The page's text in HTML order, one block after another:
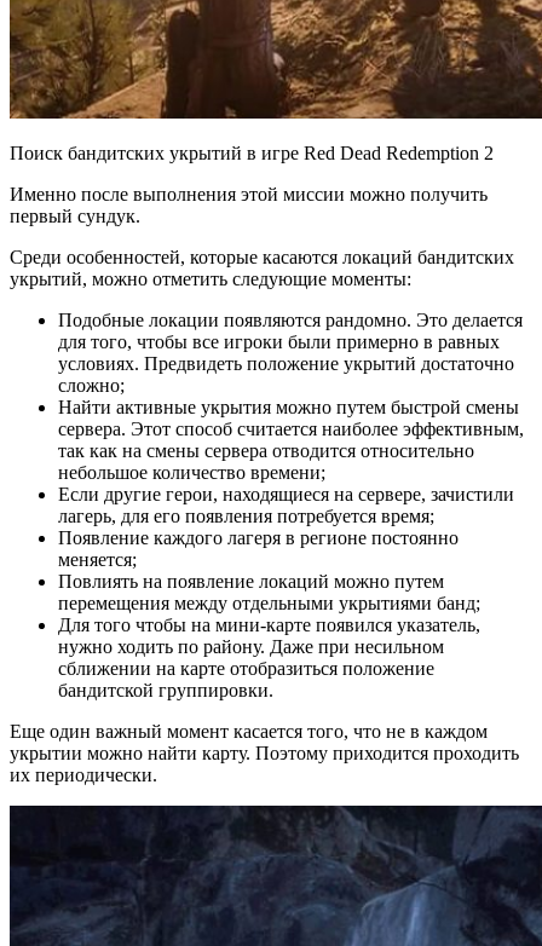
Поиск бандитских укрытий в игре Red Dead Redemption 2
Именно после выполнения этой миссии можно получить
первый сундук.
Среди особенностей, которые касаются локаций бандитских
укрытий, можно отметить следующие моменты:
Подобные локации появляются рандомно. Это делается
для того, чтобы все игроки были примерно в равных
условиях. Предвидеть положение укрытий достаточно
сложно;
Найти активные укрытия можно путем быстрой смены
сервера. Этот способ считается наиболее эффективным,
так как на смены сервера отводится относительно
небольшое количество времени;
Если другие герои, находящиеся на сервере, зачистили
лагерь, для его появления потребуется время;
Появление каждого лагеря в регионе постоянно
меняется;
Повлиять на появление локаций можно путем
перемещения между отдельными укрытиями банд;
Для того чтобы на мини-карте появился указатель,
нужно ходить по району. Даже при несильном
сближении на карте отобразиться положение
бандитской группировки.
Еще один важный момент касается того, что не в каждом
укрытии можно найти карту. Поэтому приходится проходить
их периодически.